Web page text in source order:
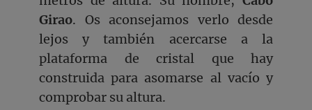
Girao. Os aconsejamos verlo desde
lejos y también acercarse a la
plataforma de cristal que hay
construida para asomarse al vacío y
comprobar su altura.